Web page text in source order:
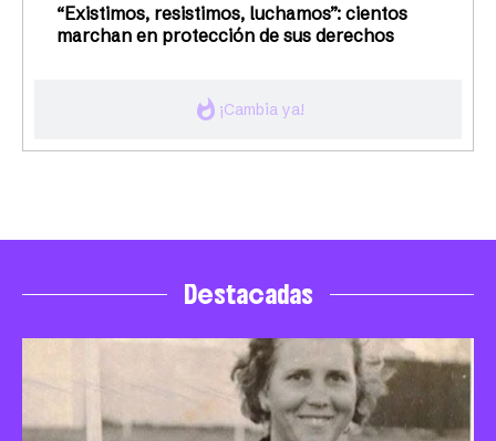
whatshot ¡Cambia ya!
“Existimos, resistimos, luchamos”: cientos
marchan en protección de sus derechos
Destacadas